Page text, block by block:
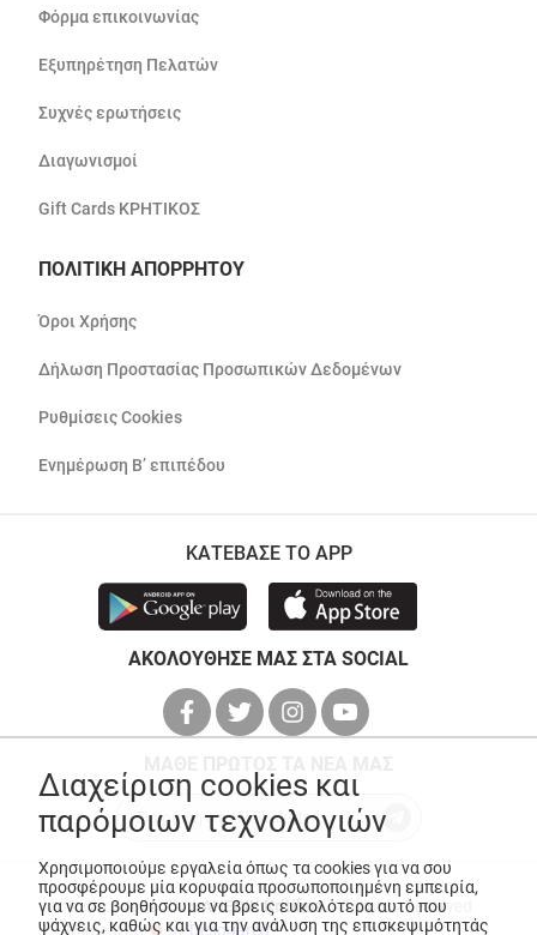
Φόρμα επικοινωνίας
Εξυπηρέτηση Πελατών
Συχνές ερωτήσεις
Διαγωνισμοί
Gift Cards ΚΡΗΤΙΚΟΣ
ΠΟΛΙΤΙΚΗ ΑΠΟΡΡΗΤΟΥ
Όροι Χρήσης
Δήλωση Προστασίας Προσωπικών Δεδομένων
Ρυθμίσεις Cookies
Ενημέρωση Β’ επιπέδου
ΚΑΤΕΒΑΣΕ ΤΟ APP
ΑΚΟΛΟΥΘΗΣΕ ΜΑΣ ΣΤΑ SOCIAL
© Copyright 2026ANEDIK Kritikos. All Rights Reserved
Made with
byDesquared
Διαχείριση cookies και
παρόμοιων τεχνολογιών
Χρησιμοποιούμε εργαλεία όπως τα cookies για να σου
προσφέρουμε μία κορυφαία προσωποποιημένη εμπειρία,
για να σε βοηθήσουμε να βρεις ευκολότερα αυτό που
ψάχνεις, καθώς και για την ανάλυση της επισκεψιμότητάς